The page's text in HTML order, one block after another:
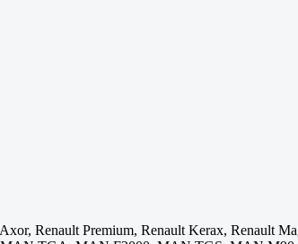
Renault Premium, Renault Kerax, Renault